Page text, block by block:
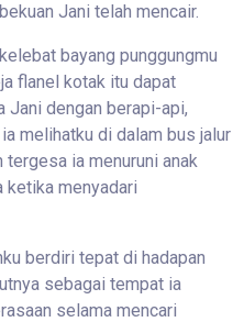
Jani telah mencair.
bayang punggungmu
flanel kotak itu dapat
Jani dengan berapi-api,
melihatku di dalam bus jalur
ia menuruni anak
ketika menyadari
berdiri tepat di hadapan
sebagai tempat ia
selama mencari